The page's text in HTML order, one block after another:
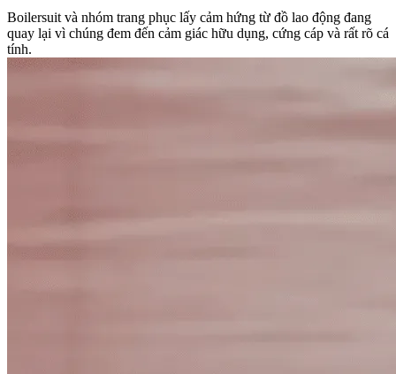
Boilersuit và nhóm trang phục lấy cảm hứng từ đồ lao động đang
quay lại vì chúng đem đến cảm giác hữu dụng, cứng cáp và rất rõ cá
tính.